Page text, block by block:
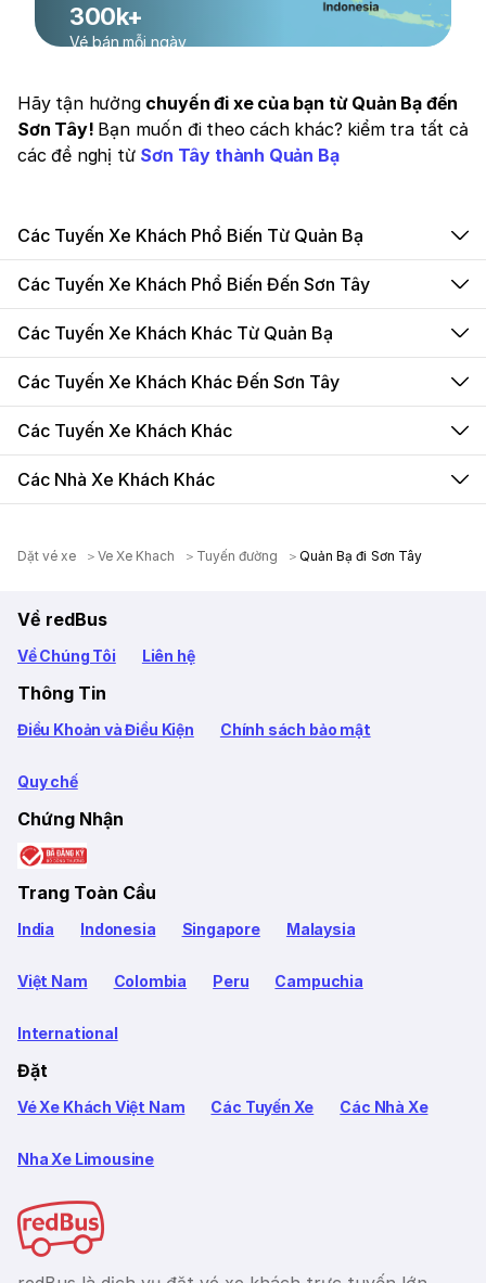
300k+
Vé bán mỗi ngày
Hãy tận hưởng chuyến đi xe của bạn từ Quản Bạ đến
Sơn Tây! Bạn muốn đi theo cách khác? kiểm tra tất cả
các đề nghị từ Sơn Tây thành Quản Bạ
Các Tuyến Xe Khách Phổ Biến Từ Quản Bạ
Các Tuyến Xe Khách Phổ Biến Đến Sơn Tây
Các Tuyến Xe Khách Khác Từ Quản Bạ
Các Tuyến Xe Khách Khác Đến Sơn Tây
Các Tuyến Xe Khách Khác
Các Nhà Xe Khách Khác
Dặt vé xe Ve Xe Khach Tuyến đường Quản Bạ đi Sơn Tây
Về redBus
Về Chúng Tôi Liên hệ
Thông Tin
Điều Khoản và Điều Kiện Chính sách bảo mật
Quy chế
Chứng Nhận
Trang Toàn Cầu
India Indonesia Singapore Malaysia
Việt Nam Colombia Peru Campuchia
International
Đặt
Vé Xe Khách Việt Nam Các Tuyến Xe Các Nhà Xe
Nha Xe Limousine